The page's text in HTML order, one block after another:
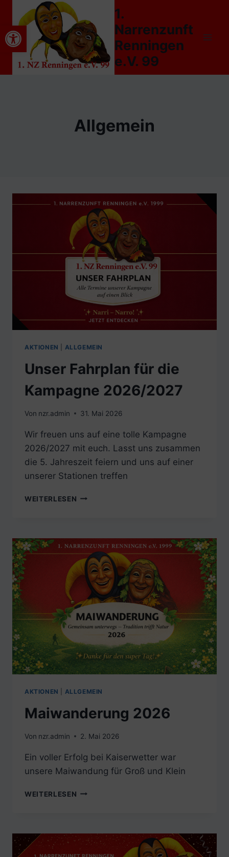
Werkzeugleiste öffnen
Inhalt
springen
1.
Narrenzunft
Renningen
e.V. 99
Allgemein
AKTIONEN ALLGEMEIN
Unser Fahrplan für die
Kampagne 2026/2027
Von nzr.admin 31. Mai 2026
Wir freuen uns auf eine tolle Kampagne
2026/2027 mit euch. Lasst uns zusammen
die 5. Jahreszeit feiern und uns auf einer
unserer Stationen treffen
WEITERLESEN UNSER
KAMPAGNE
2026/2027
AKTIONEN ALLGEMEIN
Maiwanderung 2026
Von nzr.admin 2. Mai 2026
Ein voller Erfolg bei Kaiserwetter war
unsere Maiwandung für Groß und Klein
WEITERLESEN MAIWANDERUNG